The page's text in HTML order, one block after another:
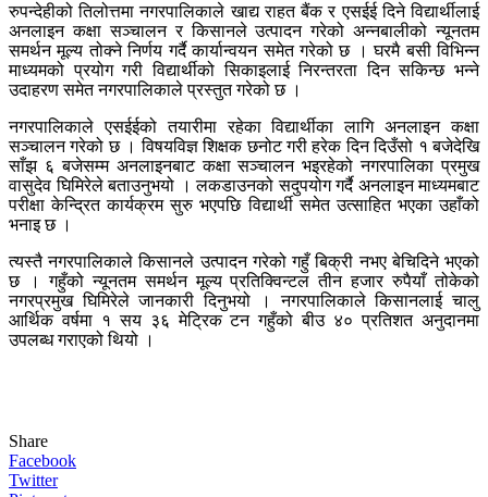
रुपन्देहीको तिलोत्तमा नगरपालिकाले खाद्य राहत बैंक र एसईई दिने विद्यार्थीलाई
अनलाइन कक्षा सञ्चालन र किसानले उत्पादन गरेको अन्नबालीको न्यूनतम
समर्थन मूल्य तोक्ने निर्णय गर्दै कार्यान्वयन समेत गरेको छ । घरमै बसी विभिन्न
माध्यमको प्रयोग गरी विद्यार्थीको सिकाइलाई निरन्तरता दिन सकिन्छ भन्ने
उदाहरण समेत नगरपालिकाले प्रस्तुत गरेको छ ।
नगरपालिकाले एसईईको तयारीमा रहेका विद्यार्थीका लागि अनलाइन कक्षा
सञ्चालन गरेको छ । विषयविज्ञ शिक्षक छनोट गरी हरेक दिन दिउँसो १ बजेदेखि
साँझ ६ बजेसम्म अनलाइनबाट कक्षा सञ्चालन भइरहेको नगरपालिका प्रमुख
वासुदेव घिमिरेले बताउनुभयो । लकडाउनको सदुपयोग गर्दै अनलाइन माध्यमबाट
परीक्षा केन्द्रित कार्यक्रम सुरु भएपछि विद्यार्थी समेत उत्साहित भएका उहाँको
भनाइ छ ।
त्यस्तै नगरपालिकाले किसानले उत्पादन गरेको गहुँ बिक्री नभए बेचिदिने भएको
छ । गहुँको न्यूनतम समर्थन मूल्य प्रतिक्विन्टल तीन हजार रुपैयाँ तोकेको
नगरप्रमुख घिमिरेले जानकारी दिनुभयो । नगरपालिकाले किसानलाई चालु
आर्थिक वर्षमा १ सय ३६ मेट्रिक टन गहुँको बीउ ४० प्रतिशत अनुदानमा
उपलब्ध गराएको थियो ।
Share
Facebook
Twitter